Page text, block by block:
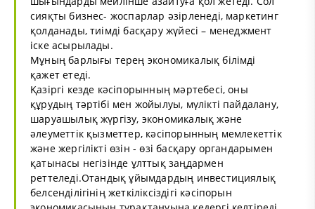
сияқты бизнес- жоспарлар әзірленеді, маркетинг
қолданады, тиімді басқару жүйесі – менеджмент
іске асырылады.
Мұның барлығы терең экономикалық білімді
қажет етеді.
Қазіргі кезде кәсіпорынның мәртебесі, оны
құрудың тәртібі мен жойылуы, мүлікті пайдалану,
шаруашылық жүргізу, экономикалық және
әлеуметтік қызметтер, кәсіпорынның мемлекеттік
және жергілікті өзін - өзі басқару органдарымен
қатынасы негізінде ұлттық заңдармен
реттеледі.Отандық ұйымдардың инвестициялық
белсенділігінің жеткіліксіздігі кәсіпорын